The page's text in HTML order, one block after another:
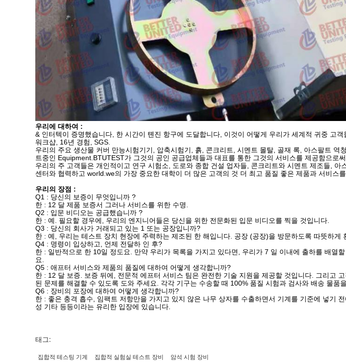
우리에 대하여 :
& 인터텍이 증명했습니다, 한 시간이 톈진 항구에 도달합니다, 이것이 어떻게 우리가 세계적 귀중 고
워크샵, 16년 경험, SGS.
우리의 주요 생산물 커버 만능시험기기, 압축시험기, 흙, 콘크리트, 시멘트 몰탈, 골재 록, 아스팔트
트중인 Equipment.BTUTEST가 그것의 공인 공급업체들과 대표를 통한 그것의 서비스를 제공함으로
우리의 주 고객들은 개인적이고 연구 시험소, 도로와 종합 건설 업자들, 콘크리트와 시멘트 제조들,
센터와 협력하고 world.we의 가장 중요한 대학이 더 많은 고객의 것 더 최고 품질 좋은 제품과 서비스
우리의 장점 :
Q1 : 당신의 보증이 무엇입니까 ?
한 : 12 달 제품 보증서 그러나 서비스를 위한 수명.
Q2 : 입문 비디오는 공급했습니까 ?
한 : 예. 필요할 경우에, 우리의 엔지니어들은 당신을 위한 전문화된 입문 비디오를 찍을 것입니다.
Q3 : 당신의 회사가 거래되고 있는 1 또는 공장입니까?
한 : 예, 우리는 테스트 장치 현장에 주력하는 제조된 한 해입니다. 공장 (공장)을 방문하도록 따뜻하게
Q4 : 명령이 입상하고, 언제 전달하 인 후?
한 : 일반적으로 한 10일 정도요. 만약 우리가 목록을 가지고 있다면, 우리가 7 일 이내에 출하를 배열
요.
Q5 : 애프터 서비스와 제품의 품질에 대하여 어떻게 생각합니까?
한 : 12 달 보증. 보증 뒤에, 전문적 에프터 서비스 팀은 완전한 기술 지원을 제공할 것입니다. 그리고
된 문제를 해결할 수 있도록 도와 주세요. 각각 기구는 수송할 때 100% 품질 시험과 검사와 배송 물품
Q6 : 장비의 포장에 대하여 어떻게 생각합니까?
한 : 좋은 충격 흡수, 임팩트 저항만을 가지고 있지 않은 나무 상자를 수출하면서 기계를 기준에 넣기
성 기타 등등이라는 유리한 입장에 있습니다.
태그:
집합적 테스팅 기계 집합적 실험실 테스트 장비 암석 시험 장비